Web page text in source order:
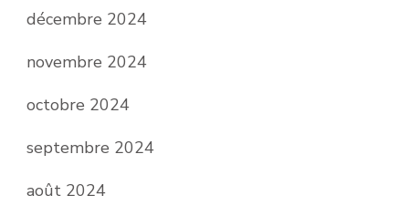
décembre 2024
novembre 2024
octobre 2024
septembre 2024
août 2024